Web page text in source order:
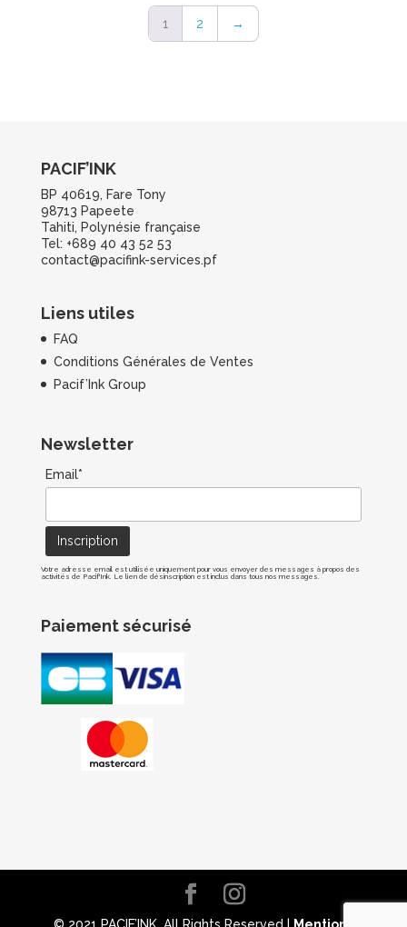
1 2 →
PACIF’INK
BP 40619, Fare Tony
98713 Papeete
Tahiti, Polynésie française
Tel: +689 40 43 52 53
contact@pacifink-services.pf
Liens utiles
FAQ
Conditions Générales de Ventes
Pacif’Ink Group
Newsletter
Email*
Votre adresse email est utilisée uniquement pour vous envoyer des messages à propos des
activités de Pacif'Ink. Le lien de désinscription est inclus dans tous nos messages.
Paiement sécurisé